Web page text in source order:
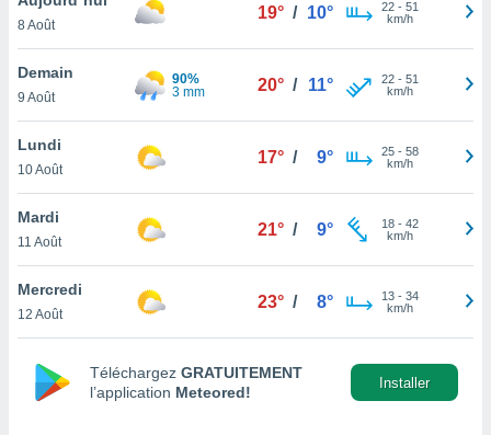
et
»,
au
vous
qu'ils
ou
le
ainsi
un
8 Août
19° / 10° 22- 51
km/h
Demain
9 Août
90%
3 mm
20° / 11° 22- 51
km/h
Lundi
10 Août
17° / 9° 25- 58
km/h
Mardi
11 Août
21° / 9° 18- 42
km/h
Mercredi
12 Août
23° / 8° 13- 34
km/h
Téléchargez GRATUITEMENT
l’application Meteored!
Installer